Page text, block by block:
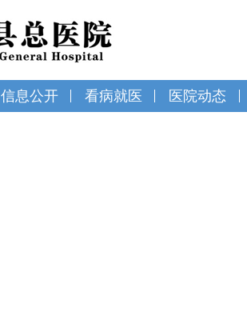
信息公开 看病就医 医院动态